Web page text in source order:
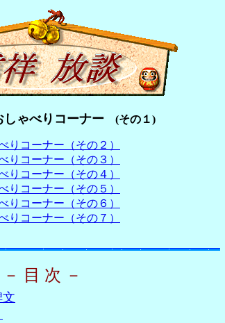
しゃべりコーナー (その１)
りコーナー（その２）
りコーナー（その３）
りコーナー（その４）
りコーナー（その５）
りコーナー（その６）
りコーナー（その７）
－ 目 次 －